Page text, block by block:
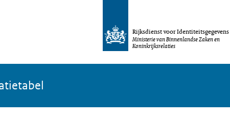
Rijksdienst voor Identiteitsgegevens
Ministerie van Binnenlandse Zaken en
Koninkrijksrelaties